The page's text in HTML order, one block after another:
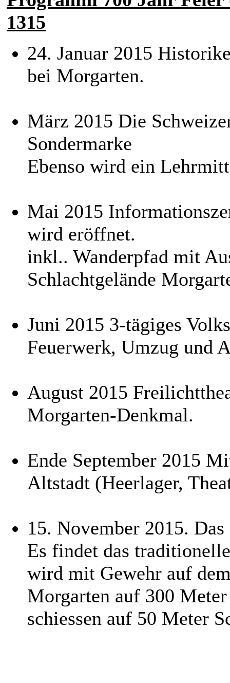
1315
24. Januar 2015
bei Morgarten.
März 2015 Die
Sondermarke
Ebenso wird ein
Mai 2015
wird eröffnet.
inkl.. Wanderpfad mit
Schlachtgelände
Juni 2015 3-tägiges
Feuerwerk, Umzug und
August 2015
Morgarten-Denkmal.
Ende September 2015
Altstadt (Heerlager,
15. November 2015.
Es findet das
wird mit Gewehr auf
Morgarten auf 300
schiessen auf 50 Meter